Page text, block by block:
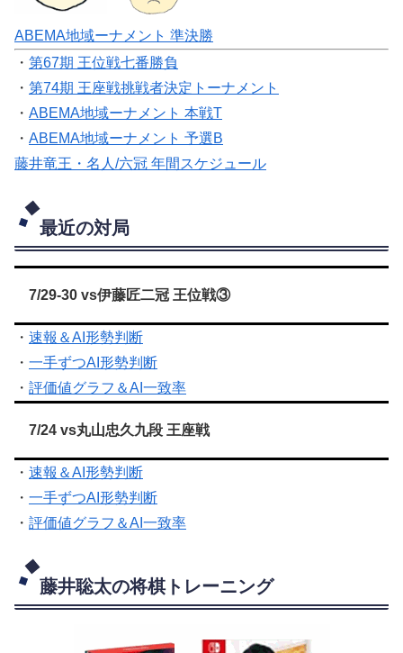
ABEMA地域ーナメント 準決勝
・ 第67期 王位戦七番勝負
・ 第74期 王座戦挑戦者決定トーナメント
・ ABEMA地域ーナメント 本戦T
・ ABEMA地域ーナメント 予選B
藤井竜王・名人/六冠 年間スケジュール
最近の対局
7/29-30 vs伊藤匠二冠 王位戦③
・ 速報＆AI形勢判断
・ 一手ずつAI形勢判断
・ 評価値グラフ＆AI一致率
7/24 vs丸山忠久九段 王座戦
・ 速報＆AI形勢判断
・ 一手ずつAI形勢判断
・ 評価値グラフ＆AI一致率
藤井聡太の将棋トレーニング